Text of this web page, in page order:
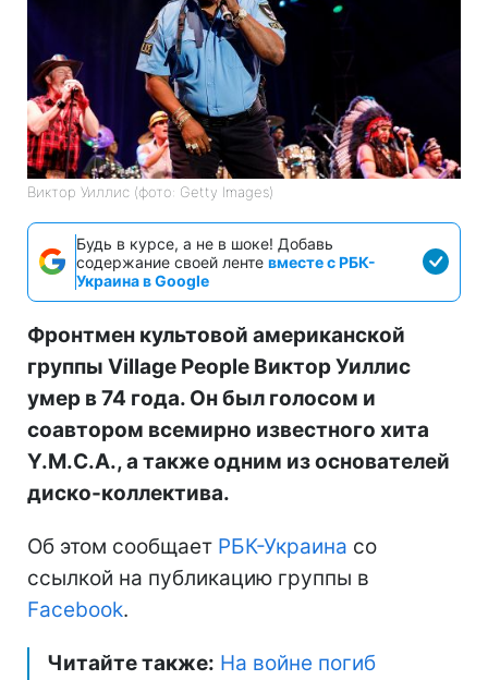
Виктор Уиллис (фото: Getty Images)
Будь в курсе, а не в шоке! Добавь
содержание своей ленте вместе с РБК-
Украина в Google
Фронтмен культовой американской
группы Village People Виктор Уиллис
умер в 74 года. Он был голосом и
соавтором всемирно известного хита
Y.M.C.A., а также одним из основателей
диско-коллектива.
Об этом сообщает РБК-Украина со
ссылкой на публикацию группы в
Facebook.
Читайте также: На войне погиб